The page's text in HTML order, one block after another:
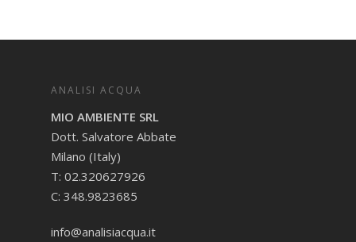
ANALISI ACQUA
MIO AMBIENTE SRL
Dott. Salvatore Abbate
Milano (Italy)
T: 02.320627926
C: 348.9823685
info@analisiacqua.it